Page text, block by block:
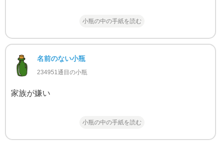
小瓶の中の手紙を読む
名前のない小瓶
234951通目の小瓶
家族が嫌い
小瓶の中の手紙を読む